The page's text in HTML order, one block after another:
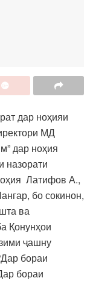
дар ноҳияи
МД
дар ноҳия
назорати
Латифов А.,
бо сокинон,
ва
Қонунҳои
ҷашну
бораи
бораи